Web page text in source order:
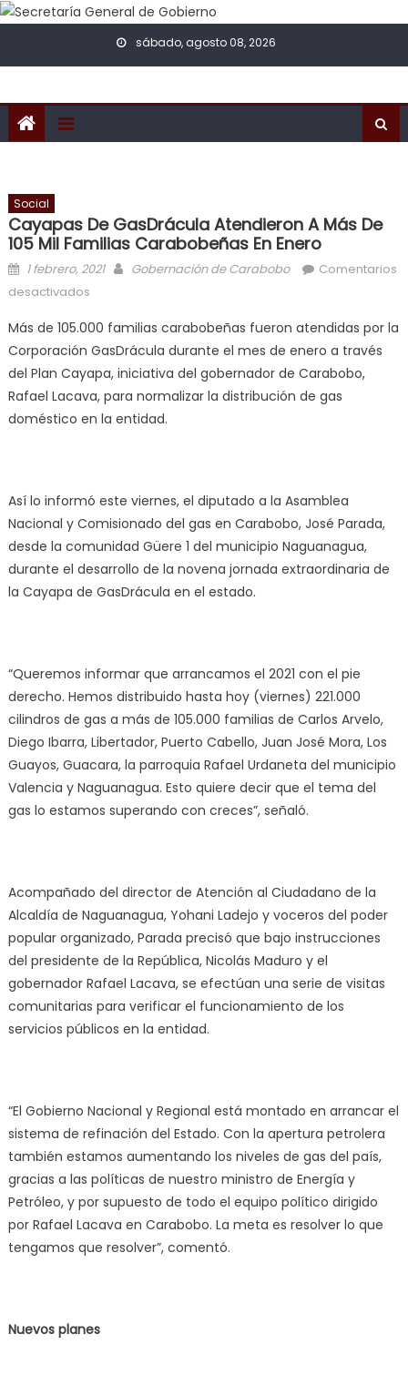
Skip to content
sábado, agosto 08, 2026
Social
Cayapas De GasDrácula Atendieron A Más De
105 Mil Familias Carabobeñas En Enero
Posted on
1 febrero, 2021 Author
Gobernación de Carabobo
Comentarios
desactivados
Más de 105.000 familias carabobeñas fueron atendidas por la
Corporación GasDrácula durante el mes de enero a través
del Plan Cayapa, iniciativa del gobernador de Carabobo,
Rafael Lacava, para normalizar la distribución de gas
doméstico en la entidad.
Así lo informó este viernes, el diputado a la Asamblea
Nacional y Comisionado del gas en Carabobo, José Parada,
desde la comunidad Güere 1 del municipio Naguanagua,
durante el desarrollo de la novena jornada extraordinaria de
la Cayapa de GasDrácula en el estado.
“Queremos informar que arrancamos el 2021 con el pie
derecho. Hemos distribuido hasta hoy (viernes) 221.000
cilindros de gas a más de 105.000 familias de Carlos Arvelo,
Diego Ibarra, Libertador, Puerto Cabello, Juan José Mora, Los
Guayos, Guacara, la parroquia Rafael Urdaneta del municipio
Valencia y Naguanagua. Esto quiere decir que el tema del
gas lo estamos superando con creces”, señaló.
Acompañado del director de Atención al Ciudadano de la
Alcaldía de Naguanagua, Yohani Ladejo y voceros del poder
popular organizado, Parada precisó que bajo instrucciones
del presidente de la República, Nicolás Maduro y el
gobernador Rafael Lacava, se efectúan una serie de visitas
comunitarias para verificar el funcionamiento de los
servicios públicos en la entidad.
“El Gobierno Nacional y Regional está montado en arrancar el
sistema de refinación del Estado. Con la apertura petrolera
también estamos aumentando los niveles de gas del país,
gracias a las políticas de nuestro ministro de Energía y
Petróleo, y por supuesto de todo el equipo político dirigido
por Rafael Lacava en Carabobo. La meta es resolver lo que
tengamos que resolver”, comentó.
Nuevos planes